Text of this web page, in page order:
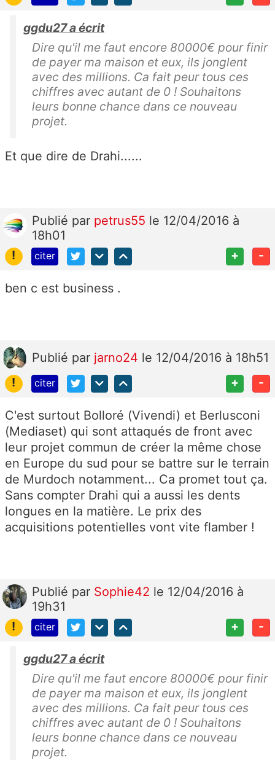
ggdu27 a écrit
Dire qu'il me faut encore 80000€ pour finir
de payer ma maison et eux, ils jonglent
avec des millions. Ca fait peur tous ces
chiffres avec autant de 0 ! Souhaitons
leurs bonne chance dans ce nouveau
projet.
Et que dire de Drahi......
Publié par petrus55 le 12/04/2016 à
18h01
!
citer + -
ben c est business .
Publié par jarno24 le 12/04/2016 à 18h51
!
citer + -
C'est surtout Bolloré (Vivendi) et Berlusconi
(Mediaset) qui sont attaqués de front avec
leur projet commun de créer la même chose
en Europe du sud pour se battre sur le terrain
de Murdoch notamment... Ca promet tout ça.
Sans compter Drahi qui a aussi les dents
longues en la matière. Le prix des
acquisitions potentielles vont vite flamber !
Publié par Sophie42 le 12/04/2016 à
19h31
!
citer + -
ggdu27 a écrit
Dire qu'il me faut encore 80000€ pour finir
de payer ma maison et eux, ils jonglent
avec des millions. Ca fait peur tous ces
chiffres avec autant de 0 ! Souhaitons
leurs bonne chance dans ce nouveau
projet.